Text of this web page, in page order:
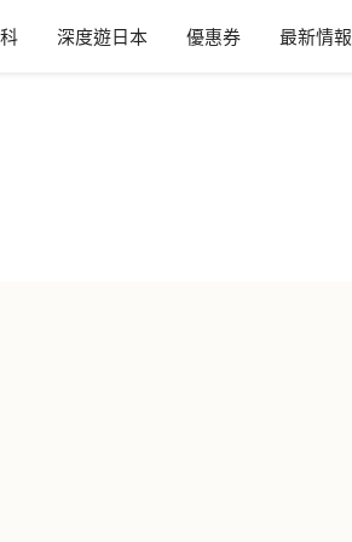
深度遊日本 優惠券 最新情報